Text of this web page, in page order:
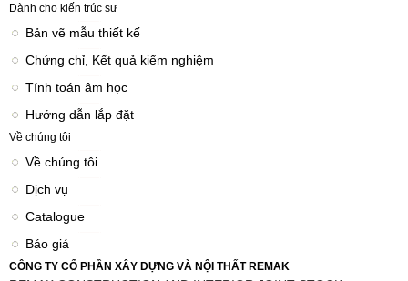
Dành cho kiến trúc sư
Bản vẽ mẫu thiết kế
Chứng chỉ, Kết quả kiểm nghiệm
Tính toán âm học
Hướng dẫn lắp đặt
Về chúng tôi
Về chúng tôi
Dịch vụ
Catalogue
Báo giá
CÔNG TY CỔ PHẦN XÂY DỰNG VÀ NỘI THẤT REMAK